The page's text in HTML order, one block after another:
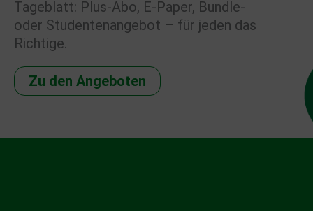
Tageblatt: Plus-Abo, E-Paper, Bundle-
oder Studentenangebot – für jeden das
Richtige.
Zu den Angeboten